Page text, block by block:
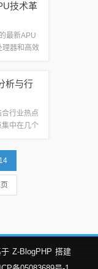
着互...
技术革
最新APU
理器和高效
析与行
行业热点
中在几个
走势，同
。摘...
14
Z-BlogPHP 搭建